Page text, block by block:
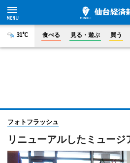
31°C 食べる 見る・遊ぶ 買う
フォトフラッシュ
リニューアルしたミュージ